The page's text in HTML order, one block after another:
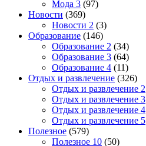
Мода 3 (97)
Новости (369)
Новости 2 (3)
Образование (146)
Образование 2 (34)
Образование 3 (64)
Образование 4 (11)
Отдых и развлечение (326)
Отдых и развлечение 2
Отдых и развлечение 3
Отдых и развлечение 4
Отдых и развлечение 5
Полезное (579)
Полезное 10 (50)